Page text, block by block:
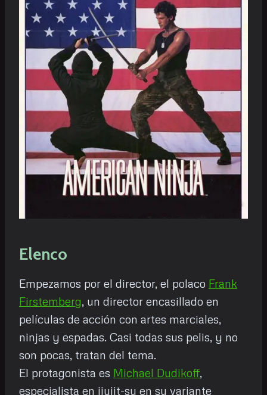
Elenco
Empezamos por el director, el polaco Frank
Firstemberg, un director encasillado en
películas de acción con artes marciales,
ninjas y espadas. Casi todas sus pelis, y no
son pocas, tratan del tema.
El protagonista es Michael Dudikoff,
especialista en jiujit-su en su variante